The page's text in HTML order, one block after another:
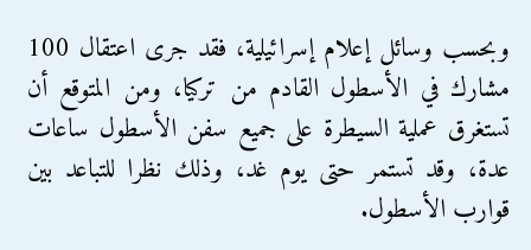
وبحسب وسائل إعلام إسرائيلية، فقد جرى اعتقال 100
مشارك في الأسطول القادم من تركيا، ومن المتوقع أن
تستغرق عملية السيطرة على جميع سفن الأسطول ساعات
عدة، وقد تستمر حتى يوم غد، وذلك نظرا للتباعد بين
قوارب الأسطول.